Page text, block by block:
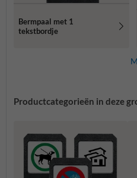
Bermpaal met 1
tekstbordje
Productcategorieën in deze